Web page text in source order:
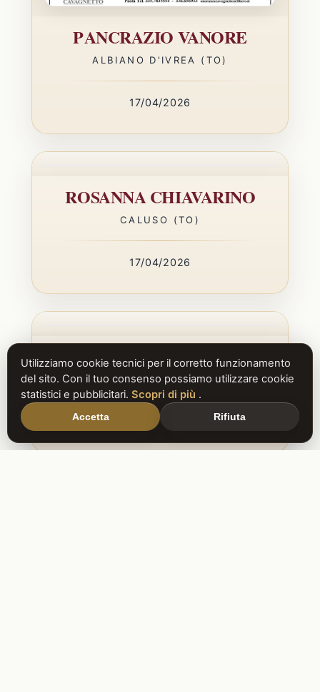
PANCRAZIO VANORE
ALBIANO D'IVREA (TO)
17/04/2026
ROSANNA CHIAVARINO
CALUSO (TO)
17/04/2026
Utilizziamo cookie tecnici per il corretto funzionamento
del sito. Con il tuo consenso possiamo utilizzare cookie
statistici e pubblicitari. Scopri di più .
Accetta Rifiuta